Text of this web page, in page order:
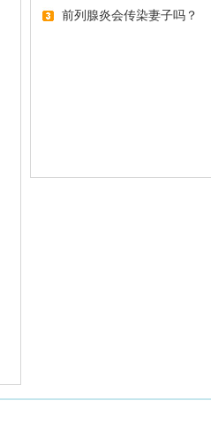
前列腺炎会传染妻子吗？